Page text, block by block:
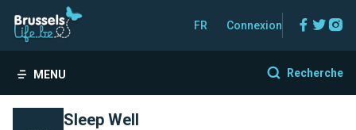
FR Connexion
MENU Recherche
Sleep Well